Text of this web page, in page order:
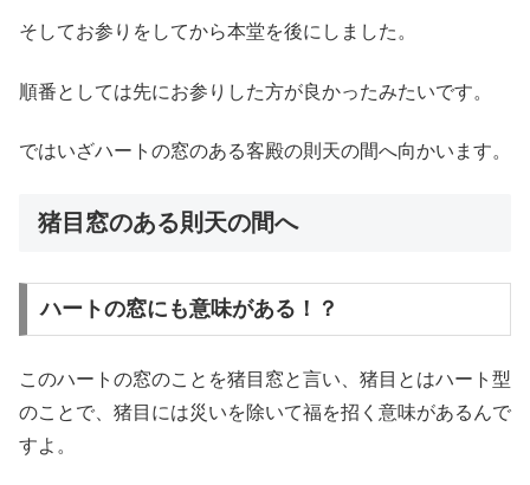
そしてお参りをしてから本堂を後にしました。
順番としては先にお参りした方が良かったみたいです。
ではいざハートの窓のある客殿の則天の間へ向かいます。
猪目窓のある則天の間へ
ハートの窓にも意味がある！？
このハートの窓のことを猪目窓と言い、猪目とはハート型
のことで、猪目には災いを除いて福を招く意味があるんで
すよ。